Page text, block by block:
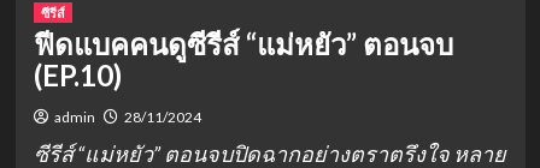
ซีรีส์
ฟีดแบคคนดูซีรีส์ “แม่หยัว” ตอนจบ
(EP.10)
admin 28/11/2024
ซีรีส์ “แม่หยัว” ตอนจบปิดฉากอย่างตราตรึงใจ หลาย